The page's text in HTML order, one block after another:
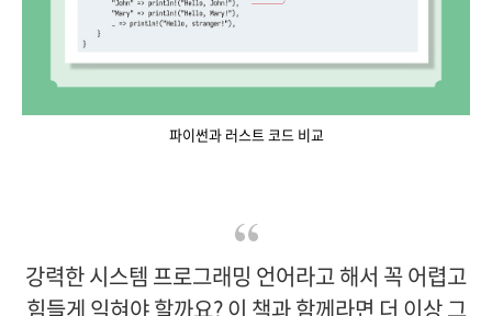
파이썬과 러스트 코드 비교
강력한 시스템 프로그래밍 언어라고 해서 꼭 어렵고
힘들게 익혀야 할까요? 이 책과 함께라면 더 이상 그